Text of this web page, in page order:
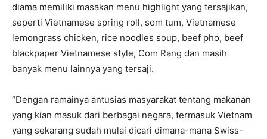
diama memiliki masakan menu highlight yang tersajikan,
seperti Vietnamese spring roll, som tum, Vietnamese
lemongrass chicken, rice noodles soup, beef pho, beef
blackpaper Vietnamese style, Com Rang dan masih
banyak menu lainnya yang tersaji.
“Dengan ramainya antusias masyarakat tentang makanan
yang kian masuk dari berbagai negara, termasuk Vietnam
yang sekarang sudah mulai dicari dimana-mana Swiss-